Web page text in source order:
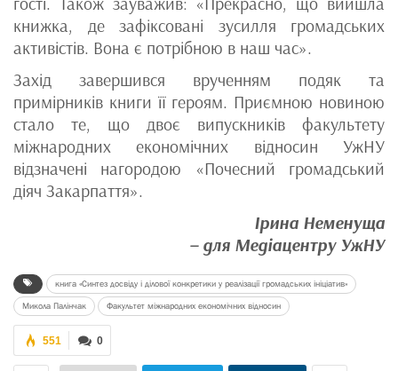
книжка, де зафіксовані зусилля громадських
активістів. Вона є потрібною в наш час».
Захід завершився врученням подяк та
примірників книги її героям. Приємною новиною
стало те, що двоє випускників факультету
міжнародних економічних відносин УжНУ
відзначені нагородою «Почесний громадський
діяч Закарпаття».
Ірина Неменуща
– для Медіацентру УжНУ
книга «Синтез досвіду і ділової конкретики у реалізації громадських ініціатив»
Микола Палінчак Факультет міжнародних економічних відносин
0
551